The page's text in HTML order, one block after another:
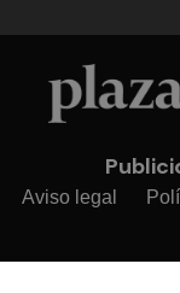
Aviso legal